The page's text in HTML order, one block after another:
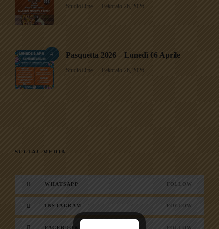
StudioLime Febbraio 26, 2026
4 Pasquetta 2026 – Lunedì 06 Aprile
StudioLime Febbraio 26, 2026
SOCIAL MEDIA
WHATSAPP FOLLOW
INSTAGRAM FOLLOW
FACEBOOK FOLLOW